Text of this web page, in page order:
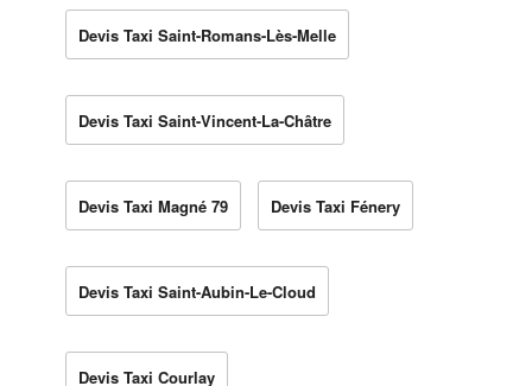
Devis Taxi Saint-Romans-Lès-Melle
Devis Taxi Saint-Vincent-La-Châtre
Devis Taxi Magné 79 Devis Taxi Fénery
Devis Taxi Saint-Aubin-Le-Cloud
Devis Taxi Courlay